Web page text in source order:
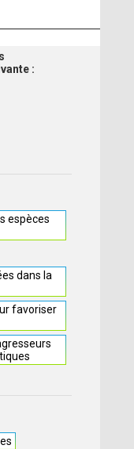
:
espèces
dans la
favoriser